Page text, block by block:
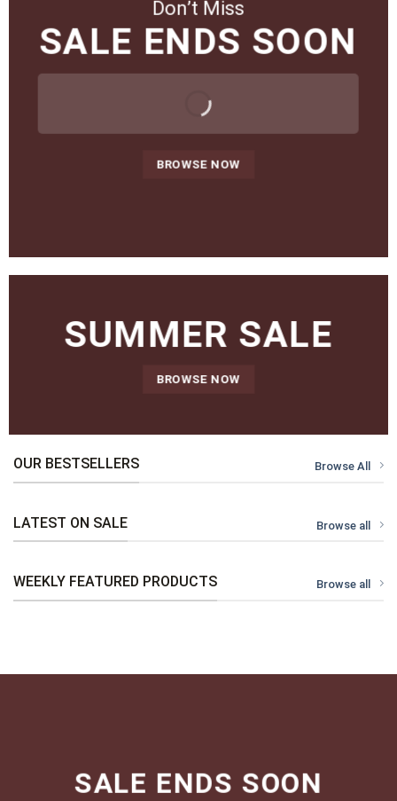
Don’t Miss
SALE ENDS SOON
BROWSE NOW
SUMMER SALE
BROWSE NOW
OUR BESTSELLERS Browse All
LATEST ON SALE Browse all
WEEKLY FEATURED PRODUCTS Browse all
SALE ENDS SOON